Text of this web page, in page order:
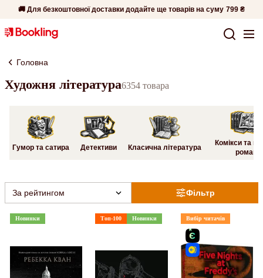
🚚 Для безкоштовної доставки додайте ще товарів на суму 799 ₴
Головна
Художня література6354 товара
Гумор та сатира Детективи Класична література
Комікси та
романи
Фільтр
За рейтингом
Новинки Топ-100 Новинки Вибір читачів